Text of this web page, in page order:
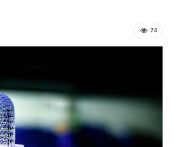
74